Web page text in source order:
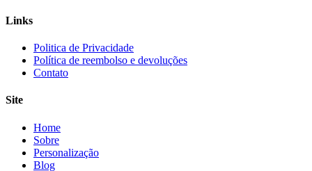
Links
Menu
Politica de Privacidade
Política de reembolso e devoluções
Contato
Site
Menu
Home
Sobre
Personalização
Blog